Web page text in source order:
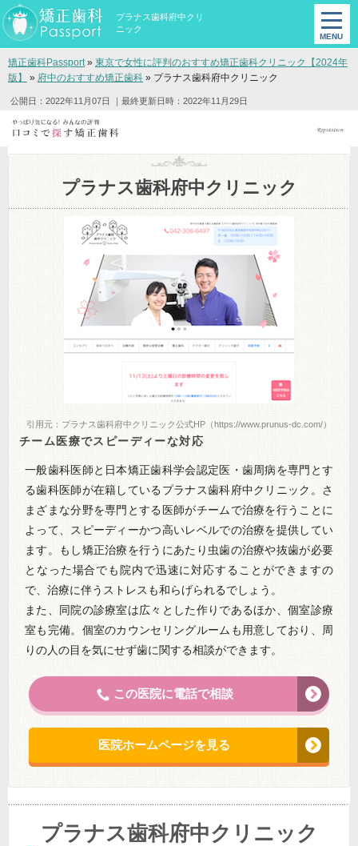
プラナス歯科府中クリ
ニック
矯正歯科Passport» 東京で女性に評判のおすすめ矯正歯科クリニック【2024年
版】
» 府中のおすすめ矯正歯科 » プラナス歯科府中クリニック
公開日：2022年11月07日 ｜最終更新日時：2022年11月29日
プラナス歯科府中クリニック
引用元：プラナス歯科府中クリニック公式HP（https://www.prunus-dc.com/）
チーム医療でスピーディーな対応
一般歯科医師と日本矯正歯科学会認定医・歯周病を専門とす
る歯科医師が在籍しているプラナス歯科府中クリニック。さ
まざまな分野を専門とする医師がチームで治療を行うことに
よって、スピーディーかつ高いレベルでの治療を提供してい
ます。もし矯正治療を行うにあたり虫歯の治療や抜歯が必要
となった場合でも院内で迅速に対応することができますの
で、治療に伴うストレスも和らげられるでしょう。
また、同院の診療室は広々とした作りであるほか、個室診療
室も完備。個室のカウンセリングルームも用意しており、周
りの人の目を気にせず歯に関する相談ができます。
この医院に電話で相談
医院ホームページを見る
プラナス歯科府中クリニック